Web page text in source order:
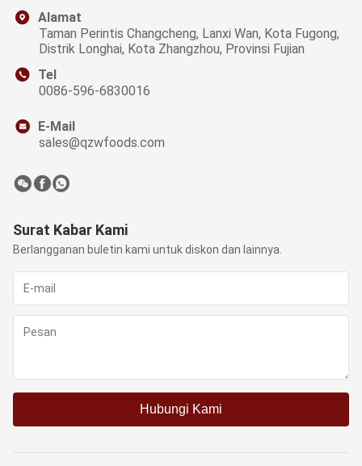
Alamat
Taman Perintis Changcheng, Lanxi Wan, Kota Fugong,
Distrik Longhai, Kota Zhangzhou, Provinsi Fujian
Tel
0086-596-6830016
E-Mail
sales@qzwfoods.com
Surat Kabar Kami
Berlangganan buletin kami untuk diskon dan lainnya.
Hubungi Kami